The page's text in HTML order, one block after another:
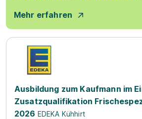
Mehr erfahren
Ausbildung zum Kaufmann im
Zusatzqualifikation
2026 EDEKA Kühhirt